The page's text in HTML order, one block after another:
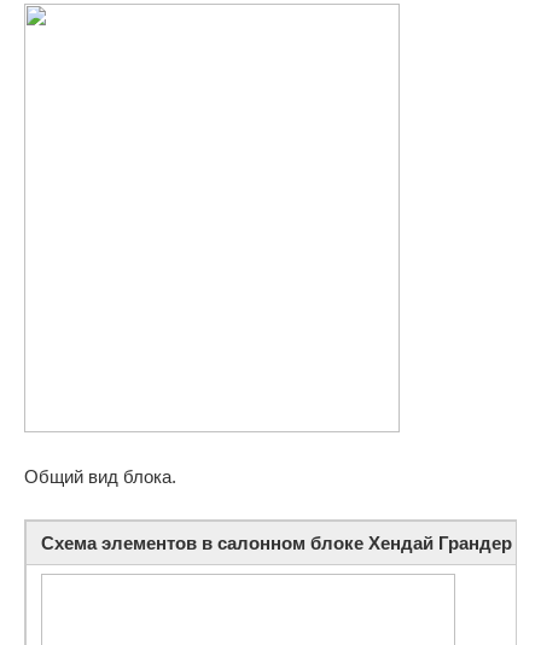
Общий вид блока.
Схема элементов в салонном блоке Хендай Грандер